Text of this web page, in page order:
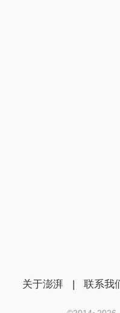
关于澎湃 | 联系我